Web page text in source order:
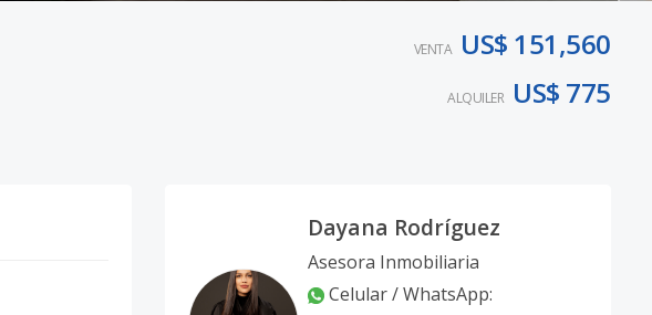
VENTA US$ 151,560
ALQUILER US$ 775
Dayana Rodríguez
Asesora Inmobiliaria
Celular / WhatsApp: